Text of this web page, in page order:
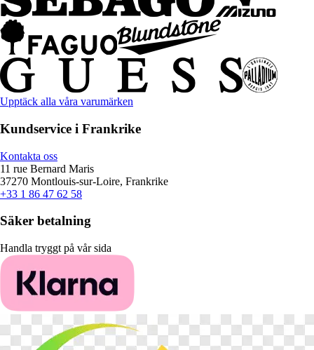
Upptäck alla våra varumärken
Kundservice i Frankrike
Kontakta oss
11 rue Bernard Maris
37270 Montlouis-sur-Loire, Frankrike
+33 1 86 47 62 58
Säker betalning
Handla tryggt på vår sida